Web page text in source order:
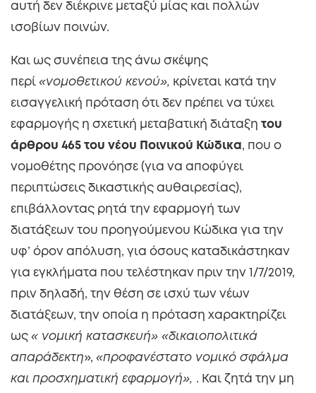
αυτή δεν διέκρινε μεταξύ μίας και πολλών
ισοβίων ποινών.
Και ως συνέπεια της άνω σκέψης
περί «νομοθετικού κενού», κρίνεται κατά την
εισαγγελική πρόταση ότι δεν πρέπει να τύχει
εφαρμογής η σχετική μεταβατική διάταξη του
άρθρου 465 του νέου Ποινικού Κώδικα , που ο
νομοθέτης προνόησε (για να αποφύγει
περιπτώσεις δικαστικής αυθαιρεσίας),
επιβάλλοντας ρητά την εφαρμογή των
διατάξεων του προηγούμενου Κώδικα για την
υφ’ όρον απόλυση, για όσους καταδικάστηκαν
για εγκλήματα που τελέστηκαν πριν την 1/7/2019,
πριν δηλαδή, την θέση σε ισχύ των νέων
διατάξεων, την οποία η πρόταση χαρακτηρίζει
ως « νομική κατασκευή» «δικαιοπολιτικά
απαράδεκτη», «προφανέστατο νομικό σφάλμα
και προσχηματική εφαρμογή», . Και ζητά την μη